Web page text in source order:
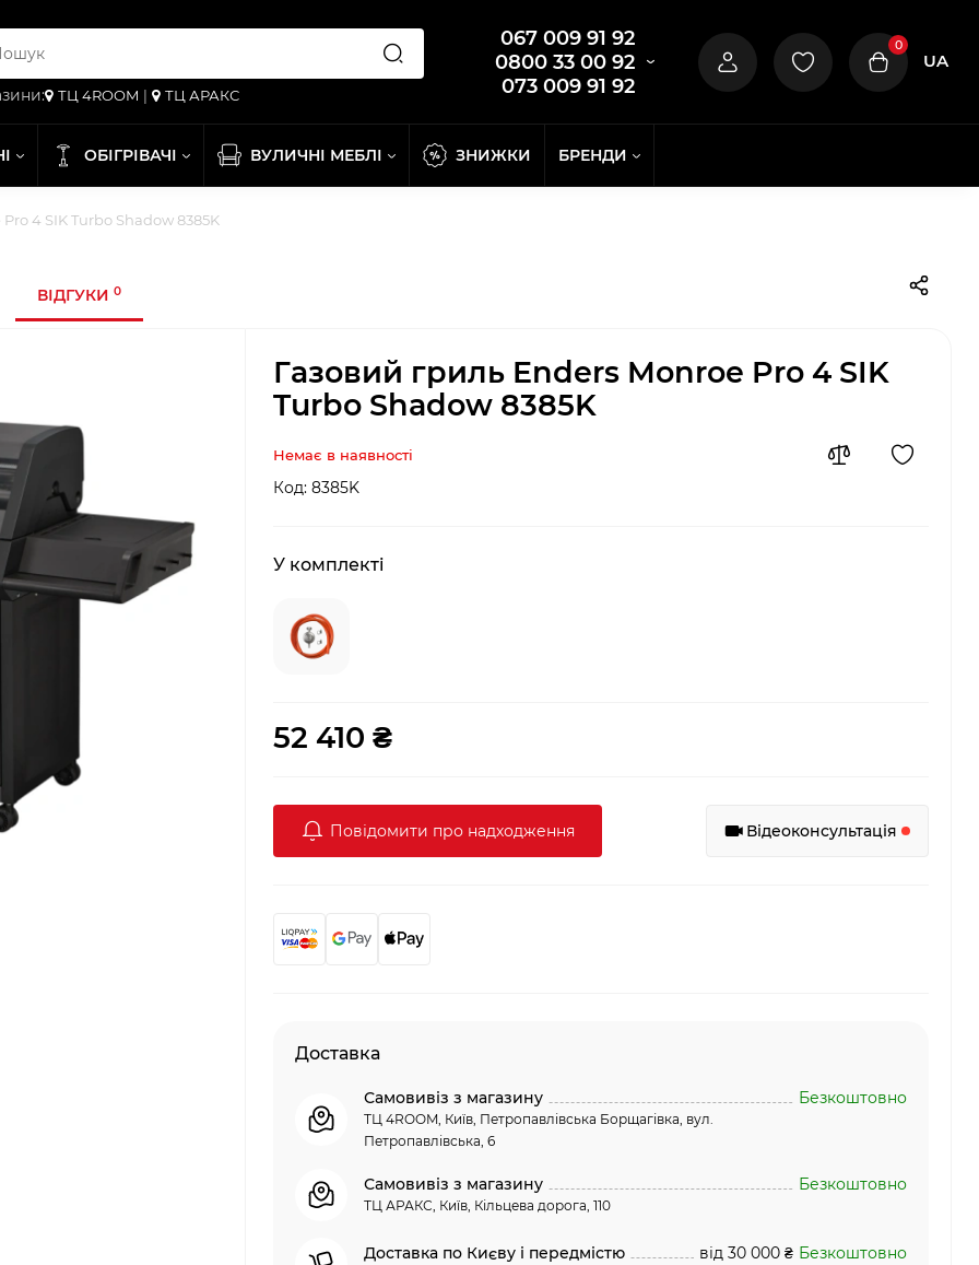
067 009 91 92
0800 33 00 92
073 009 91 92
ТЦ 4ROOM | ТЦ АРАКС
0
UA
ОБІГРІВАЧІ ВУЛИЧНІ МЕБЛІ ЗНИЖКИ БРЕНДИ
4 SIK Turbo Shadow 8385K
ВІДГУКИ 0
Газовий гриль Enders Monroe Pro 4 SIK
Turbo Shadow 8385K
Немає в наявності
Код: 8385K
У комплекті
52 410 ₴
Повідомити про надходження Відеоконсультація
Доставка
Самовивіз з магазину
ТЦ 4ROOM, Київ, Петропавлівська Борщагівка, вул.
Петропавлівська, 6
Безкоштовно
Самовивіз з магазину
ТЦ АРАКС, Київ, Кільцева дорога, 110
Безкоштовно
Доставка по Києву і передмістю від 30 000 ₴ Безкоштовно